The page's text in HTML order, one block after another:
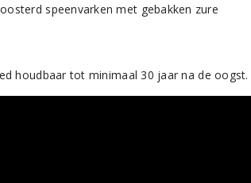
speenvarken met gebakken zure
houdbaar tot minimaal 30 jaar na de oogst.